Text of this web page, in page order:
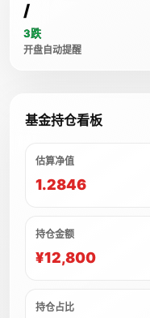
/
3跌
开盘自动提醒
基金持仓看板
估算净值
1.2846
持仓金额
¥12,800
持仓占比